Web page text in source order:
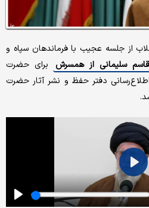
از جلسه عجیب با فرماندهان سپاه و
سلیمانی از همسرش
برای حضرت
اطلاع‌رسانی دفتر حفظ و نشر آثار حضرت